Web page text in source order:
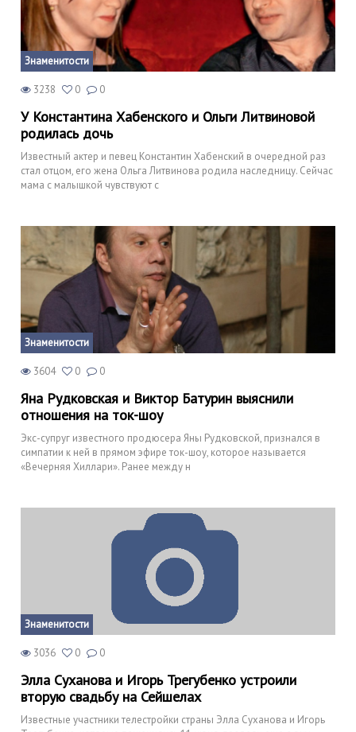
Знаменитости
3238 0 0
У Константина Хабенского и Ольги Литвиновой
родилась дочь
Известный актер и певец Константин Хабенский в очередной раз
стал отцом, его жена Ольга Литвинова родила наследницу. Сейчас
мама с малышкой чувствуют с
Знаменитости
3604 0 0
Яна Рудковская и Виктор Батурин выяснили
отношения на ток-шоу
Экс-супруг известного продюсера Яны Рудковской, признался в
симпатии к ней в прямом эфире ток-шоу, которое называется
«Вечерняя Хиллари». Ранее между н
Знаменитости
3036 0 0
Элла Суханова и Игорь Трегубенко устроили
вторую свадьбу на Сейшелах
Известные участники телестройки страны Элла Суханова и Игорь